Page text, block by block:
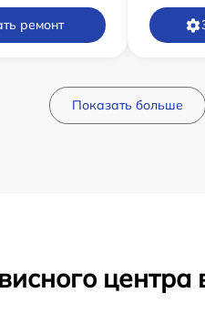
ремонт
Показать больше
центра